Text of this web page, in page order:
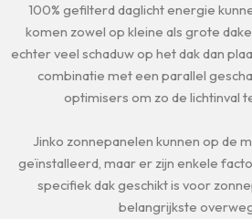
100% gefilterd daglicht energie
komen zowel op kleine als grote
echter veel schaduw op het dak dan
combinatie met een parallel
optimisers om zo de lichtinval
Jinko zonnepanelen kunnen op de
geïnstalleerd, maar er zijn enkele
specifiek dak geschikt is voor
belangrijkste